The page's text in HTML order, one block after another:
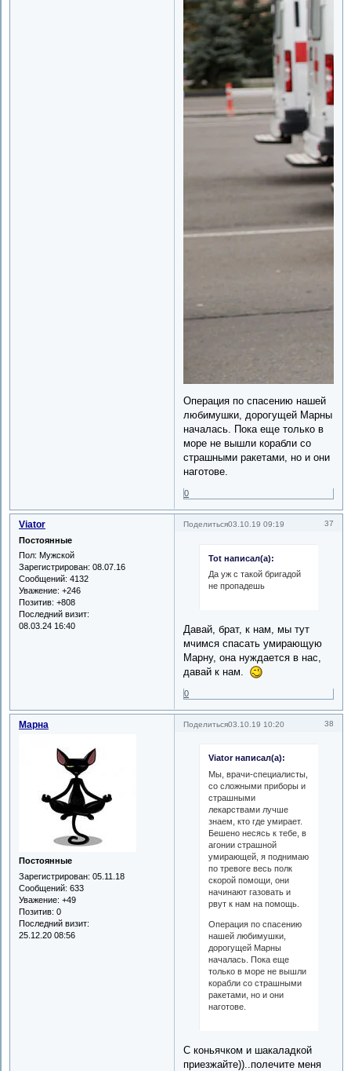
Операция по спасению нашей
любимушки, дорогущей Марны
началась. Пока еще только в
море не вышли корабли со
страшными ракетами, но и они
наготове.
0
Поделиться 37
03.10.19 09:19
Viator
Постоянные
Пол: Мужской
Зарегистрирован: 08.07.16
Сообщений: 4132
Уважение: +246
Позитив: +808
Последний визит:
08.03.24 16:40
Tot написал(а):
Да уж с такой бригадой
не пропадешь
Давай, брат, к нам, мы тут
мчимся спасать умирающую
Марну, она нуждается в нас,
давай к нам.
0
Поделиться 38
03.10.19 10:20
Марна
Постоянные
Зарегистрирован: 05.11.18
Сообщений: 633
Уважение: +49
Позитив: 0
Последний визит:
25.12.20 08:56
Viator написал(а):
Мы, врачи-специалисты,
со сложными приборы и
страшными
лекарствами лучше
знаем, кто где умирает.
Бешено несясь к тебе, в
агонии страшной
умирающей, я поднимаю
по тревоге весь полк
скорой помощи, они
начинают газовать и
рвут к нам на помощь.
Операция по спасению
нашей любимушки,
дорогущей Марны
началась. Пока еще
только в море не вышли
корабли со страшными
ракетами, но и они
наготове.
С коньячком и шакаладкой
приезжайте))..полечите меня